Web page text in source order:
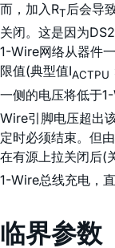
而，加入RT后会导
关闭。这是因为
1-Wire网络从器件
限值(典型值IACTPU
一侧的电压将低于
Wire引脚电压超出
定时必须结束。但
在有源上拉关闭后(
1-Wire总线充电，直
临界参数